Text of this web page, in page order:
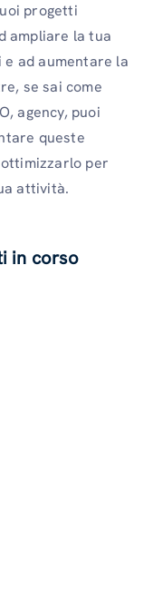
progetti
ampliare la tua
ad aumentare la
se sai come
agency, puoi
queste
per
attività.
in corso